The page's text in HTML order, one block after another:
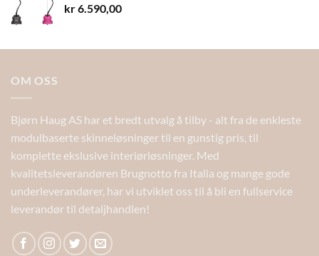
kr6.590,00
OM OSS
Bjørn Haug AS har et bredt utvalg å tilby - alt fra de enkleste
modulbaserte skinneløsninger til en gunstig pris, til
komplette ekslusive interiørløsninger. Med
kvalitetsleverandøren Brugnotto fra Italia og mange gode
underleverandører, har vi utviklet oss til å bli en fullservice
leverandør til detaljhandlen!